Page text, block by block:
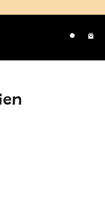
Recherche